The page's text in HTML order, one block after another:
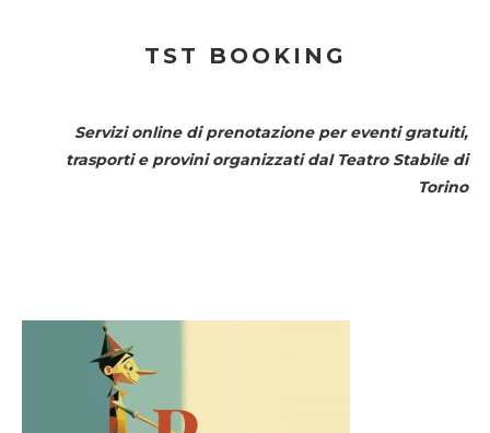
TST BOOKING
Servizi online di prenotazione per eventi gratuiti,
trasporti e provini organizzati dal Teatro Stabile di
Torino